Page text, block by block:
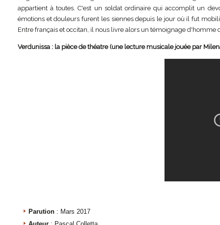
appartient à toutes. C'est un soldat ordinaire qui accomplit un
émotions et douleurs furent les siennes depuis le jour où il fut
Entre français et occitan, il nous livre alors un témoignage d'homme
Verdunissa : la pièce de théatre (une lecture musicale jouée par
Parution : Mars 2017